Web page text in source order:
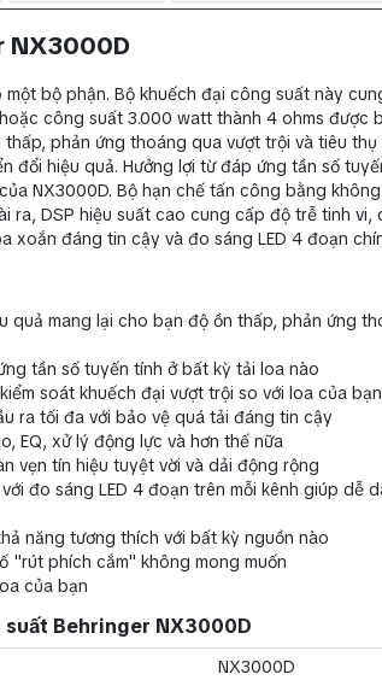
NX3000D
bộ phận. Bộ khuếch đại công suất này
công suất 3.000 watt thành 4 ohms được
phản ứng thoáng qua vượt trội và tiêu
đổi hiệu quả. Hưởng lợi từ đáp ứng tần số
NX3000D. Bộ hạn chế tấn công bằng
DSP hiệu suất cao cung cấp độ trễ tinh vi,
xoắn đáng tin cậy và đo sáng LED 4 đoạn
quả mang lại cho bạn độ ồn thấp, phản ứng
tần số tuyến tính ở bất kỳ tải loa nào
soát khuếch đại vượt trội so với loa của bạn
ra tối đa với bảo vệ quá tải đáng tin cậy
EQ, xử lý động lực và hơn thế nữa
vẹn tín hiệu tuyệt vời và dải động rộng
đo sáng LED 4 đoạn trên mỗi kênh giúp dễ
năng tương thích với bất kỳ nguồn nào
"rút phích cắm" không mong muốn
của bạn
Behringer NX3000D
NX3000D